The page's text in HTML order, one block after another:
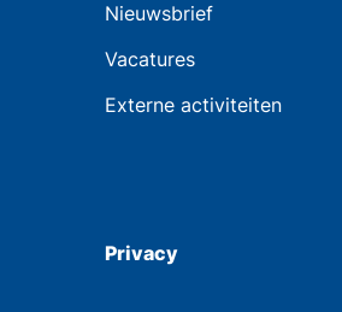
Nieuwsbrief
Vacatures
Externe activiteiten
Privacy